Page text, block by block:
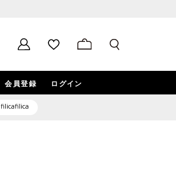
会員登録 ログイン
filicafilica